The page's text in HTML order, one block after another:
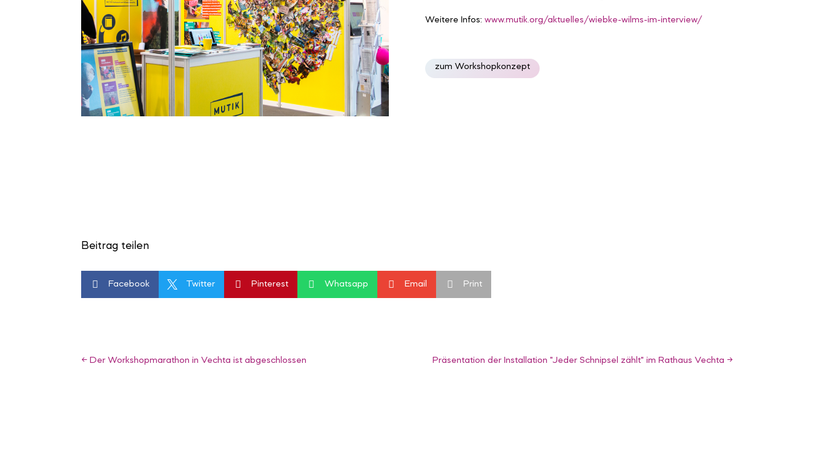
Weitere Infos: www.mutik.org/aktuelles/wiebke-wilms-im-interview/
zum Workshopkonzept
Beitrag teilen
 Facebook  Twitter  Pinterest  Whatsapp  Email  Print
← Der Workshopmarathon in Vechta ist abgeschlossen Präsentation der Installation "Jeder Schnipsel zählt" im Rathaus Vechta →